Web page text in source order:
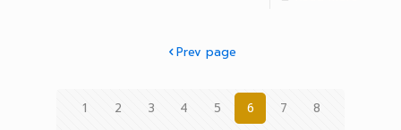
Prev page
1 2 3 4 5 6 7
8